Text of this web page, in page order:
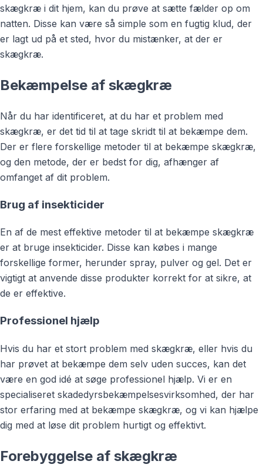
skægkræ i dit hjem, kan du prøve at sætte fælder op om
natten. Disse kan være så simple som en fugtig klud, der
er lagt ud på et sted, hvor du mistænker, at der er
skægkræ.
Bekæmpelse af skægkræ
Når du har identificeret, at du har et problem med
skægkræ, er det tid til at tage skridt til at bekæmpe dem.
Der er flere forskellige metoder til at bekæmpe skægkræ,
og den metode, der er bedst for dig, afhænger af
omfanget af dit problem.
Brug af insekticider
En af de mest effektive metoder til at bekæmpe skægkræ
er at bruge insekticider. Disse kan købes i mange
forskellige former, herunder spray, pulver og gel. Det er
vigtigt at anvende disse produkter korrekt for at sikre, at
de er effektive.
Professionel hjælp
Hvis du har et stort problem med skægkræ, eller hvis du
har prøvet at bekæmpe dem selv uden succes, kan det
være en god idé at søge professionel hjælp. Vi er en
specialiseret skadedyrsbekæmpelsesvirksomhed, der har
stor erfaring med at bekæmpe skægkræ, og vi kan hjælpe
dig med at løse dit problem hurtigt og effektivt.
Forebyggelse af skægkræ